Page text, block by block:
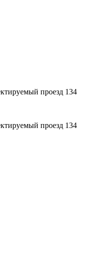
проезд 134
проезд 134